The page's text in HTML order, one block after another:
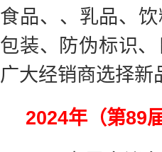
食品、、乳品、
包装、防伪标识
广大经销商选择新
2024年（第89